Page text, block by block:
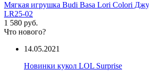
Мягкая игрушка Budi Basa Lori Colori
LR25-02
1 580 руб.
Что нового?
14.05.2021
Новинки кукол LOL Surprise